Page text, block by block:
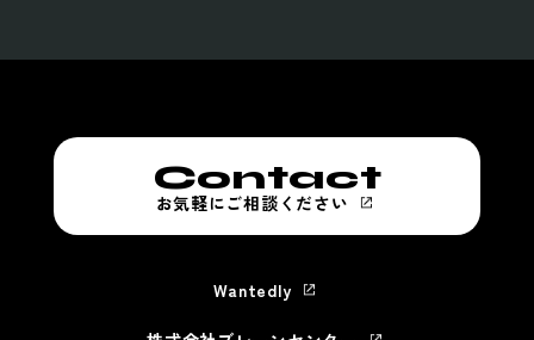
Contact
お気軽にご相談ください
Wantedly